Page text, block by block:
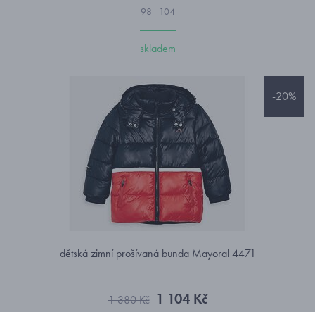
98 104
skladem
-20%
dětská zimní prošívaná bunda Mayoral 4471
1 380 Kč 1 104 Kč